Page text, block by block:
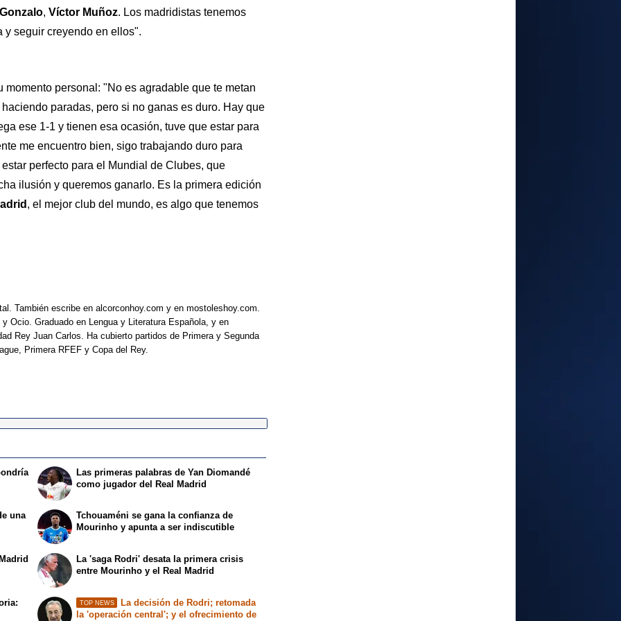
Gonzalo, Víctor Muñoz. Los madridistas tenemos
y seguir creyendo en ellos".
momento personal: "No es agradable que te metan
paradas, pero si no ganas es duro. Hay que
ese 1-1 y tienen esa ocasión, tuve que estar para
me encuentro bien, sigo trabajando duro para
perfecto para el Mundial de Clubes, que
ilusión y queremos ganarlo. Es la primera edición
, el mejor club del mundo, es algo que tenemos
También escribe en alcorconhoy.com y en mostoleshoy.com.
Ocio. Graduado en Lengua y Literatura Española, y en
Rey Juan Carlos. Ha cubierto partidos de Primera y Segunda
Primera RFEF y Copa del Rey.
una
Las primeras palabras de Yan Diomandé
como jugador del Real Madrid
Tchouaméni se gana la confianza de
Mourinho y apunta a ser indiscutible
La 'saga Rodri' desata la primera crisis
entre Mourinho y el Real Madrid
TOP NEWS
La decisión de Rodri; retomada
la 'operación central'; y el ofrecimiento de